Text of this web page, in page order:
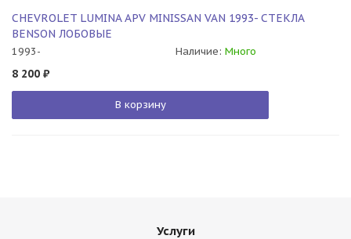
CHEVROLET LUMINA APV MINISSAN VAN 1993- СТЕКЛА
BENSON ЛОБОВЫЕ
1993- Наличие: Много
8 200 ₽
В корзину
Услуги